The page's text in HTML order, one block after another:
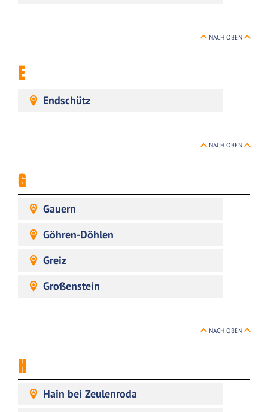
NACH OBEN
E
Endschütz
NACH OBEN
G
Gauern
Göhren-Döhlen
Greiz
Großenstein
NACH OBEN
H
Hain bei Zeulenroda